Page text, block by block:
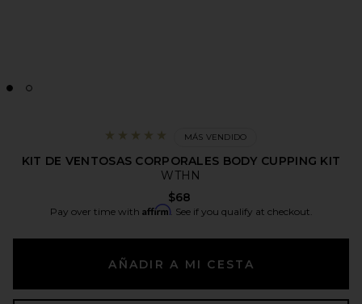
MÁS VENDIDO
KIT DE VENTOSAS CORPORALES BODY CUPPING KIT
WTHN
$68
Pay over time with Affirm. See if you qualify at checkout.
AÑADIR A MI CESTA